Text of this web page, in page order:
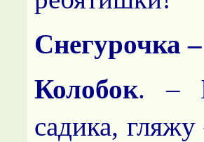
Снегурочка –
Колобок. –
садика,